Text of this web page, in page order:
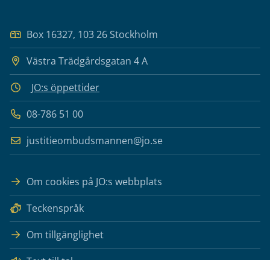
Box 16327, 103 26 Stockholm
Västra Trädgårdsgatan 4 A
JO:s öppettider
08-786 51 00
justitieombudsmannen@jo.se
Om cookies på JO:s webbplats
Teckenspråk
Om tillgänglighet